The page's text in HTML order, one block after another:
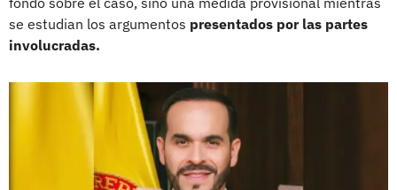
se estudian los argumentos presentados por las partes
involucradas.